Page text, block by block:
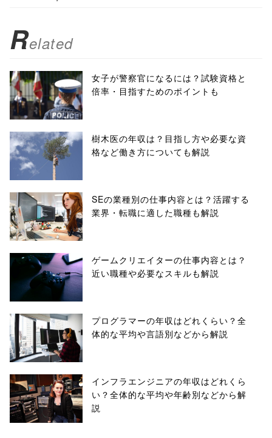
Related
女子が警察官になるには？試験資格と
倍率・目指すためのポイントも
樹木医の年収は？目指し方や必要な資
格など働き方についても解説
SEの業種別の仕事内容とは？活躍する
業界・転職に適した職種も解説
ゲームクリエイターの仕事内容とは？
近い職種や必要なスキルも解説
プログラマーの年収はどれくらい？全
体的な平均や言語別などから解説
インフラエンジニアの年収はどれくら
い？全体的な平均や年齢別などから解
説